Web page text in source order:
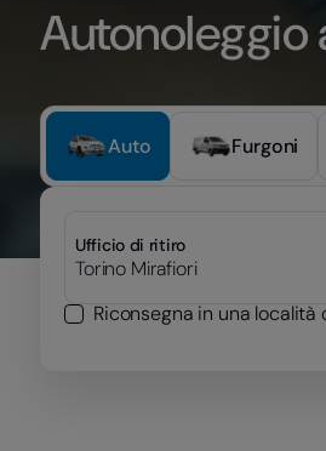
Autonoleggio
Auto Furgoni
Ufficio di ritiro
Riconsegna in una località